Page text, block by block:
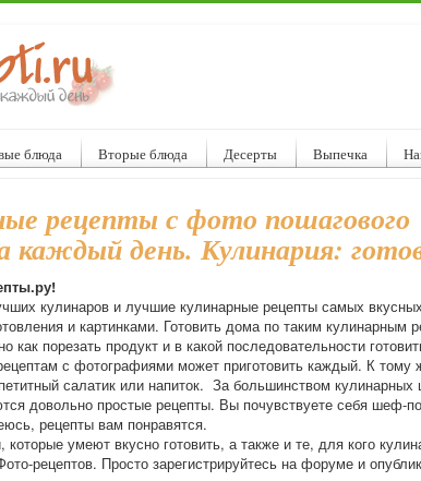
блюда Вторые блюда Десерты Выпечка
рецепты с фото пошагового
каждый день. Кулинария:
кулинаров и лучшие кулинарные рецепты самых
и картинками. Готовить дома по таким кулинарным
как порезать продукт и в какой последовательности
с фотографиями может приготовить каждый. К
салатик или напиток. За большинством кулинарных
довольно простые рецепты. Вы почувствуете себя шеф-
рецепты вам понравятся.
умеют вкусно готовить, а также и те, для кого
рецептов. Просто зарегистрируйтесь на форуме и